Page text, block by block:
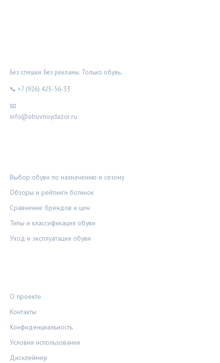
Без спешки. Без рекламы. Только обувь.
📞 +7 (926) 425-56-33
📧
info@obuvnoydazor.ru
Выбор обуви по назначению и сезону
Обзоры и рейтинги ботинок
Сравнение брендов и цен
Типы и классификация обуви
Уход и эксплуатация обуви
О проекте
Контакты
Конфиденциальность
Условия использования
Дисклеймер